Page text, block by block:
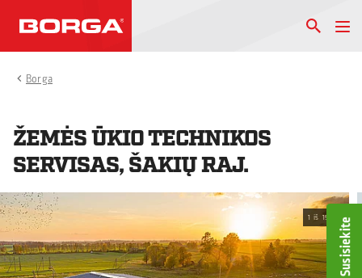
Susisiekite
Borga
ŽEMĖS ŪKIO TECHNIKOS
SERVISAS, ŠAKIŲ RAJ.
1 iš 15